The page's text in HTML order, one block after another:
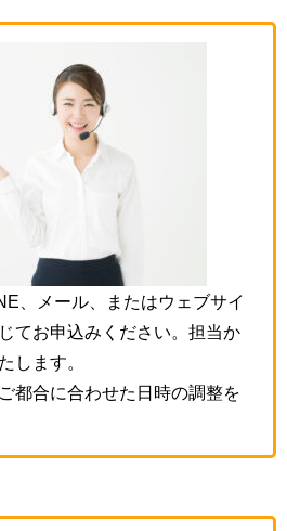
、メール、またはウェブサイ
てお申込みください。担当か
します。
都合に合わせた日時の調整を